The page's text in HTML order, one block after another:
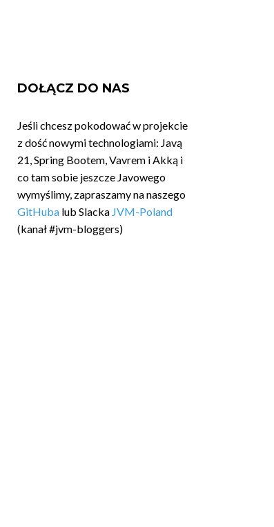
DOŁĄCZ DO NAS
Jeśli chcesz pokodować w projekcie
z dość nowymi technologiami: Javą
21, Spring Bootem, Vavrem i Akką i
co tam sobie jeszcze Javowego
wymyślimy, zapraszamy na naszego
GitHuba lub Slacka JVM-Poland
(kanał #jvm-bloggers)